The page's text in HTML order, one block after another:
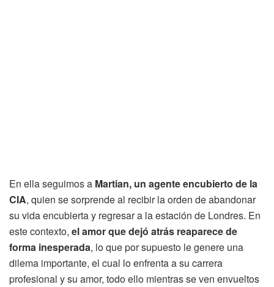
En ella seguimos a Martian, un agente encubierto de la
CIA, quien se sorprende al recibir la orden de abandonar
su vida encubierta y regresar a la estación de Londres. En
este contexto, el amor que dejó atrás reaparece de
forma inesperada, lo que por supuesto le genere una
dilema importante, el cual lo enfrenta a su carrera
profesional y su amor, todo ello mientras se ven envueltos